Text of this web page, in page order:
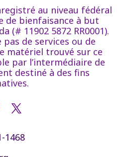
au niveau fédéral
de bienfaisance à but
(# 11902 5872 RR0001).
pas de services ou de
matériel trouvé sur ce
par l’intermédiaire de
destiné à des fins
1468